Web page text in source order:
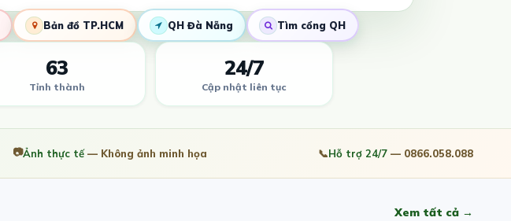
Bản đồ TP.HCM QH Đà Nẵng Tìm cổng QH
63
Tỉnh thành
24/7
Cập nhật liên tục
📷Ảnh thực tế— Không ảnh minh họa 📞Hỗ trợ 24/7 — 0866.058.088
Xem tất cả →